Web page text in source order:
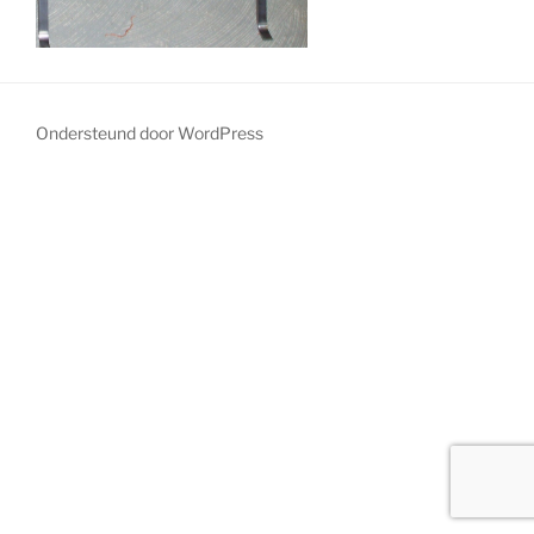
Ondersteund door WordPress